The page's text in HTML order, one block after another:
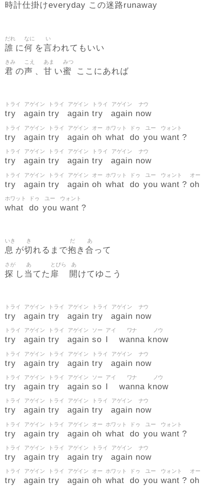
時計仕掛けeveryday この迷路runaway
誰
だれ
に何
なに
を言
い
われてもいい
君
きみ
の声
こえ
、 甘
あま
い蜜
みつ
ここにあれば
try
トライ
again
アゲイン
try
トライ
again
アゲイン
try
トライ
again
アゲイン
now
ナウ
try
トライ
again
アゲイン
try
トライ
again
アゲイン
oh
オー
what
ホワット
do
ドゥ
you
ユー
want
ウォント
?
try
トライ
again
アゲイン
try
トライ
again
アゲイン
try
トライ
again
アゲイン
now
ナウ
try
トライ
again
アゲイン
try
トライ
again
アゲイン
oh
オー
what
ホワット
do
ドゥ
you
ユー
want
ウォント
? oh
オー
what
ホワット
do
ドゥ
you
ユー
want
ウォント
?
息
いき
が切
き
れるまで抱
だ
き 合
あ
って
探
さが
し 当
あ
てた 扉
とびら
開
あ
けてゆこう
try
トライ
again
アゲイン
try
トライ
again
アゲイン
try
トライ
again
アゲイン
now
ナウ
try
トライ
again
アゲイン
try
トライ
again
アゲイン
so
ソー アイ
wanna
ワナ
know
ノウ
try
トライ
again
アゲイン
try
トライ
again
アゲイン
try
トライ
again
アゲイン
now
ナウ
try
トライ
again
アゲイン
try
トライ
again
アゲイン
so
ソー
I
アイ
wanna
ワナ
know
ノウ
try
トライ
again
アゲイン
try
トライ
again
アゲイン
try
トライ
again
アゲイン
now
ナウ
try
トライ
again
アゲイン
try
トライ
again
アゲイン
oh
オー
what
ホワット
do
ドゥ
you
ユー
want
ウォント
?
try
トライ
again
アゲイン
try
トライ
again
アゲイン
try
トライ
again
アゲイン
now
ナウ
try
トライ
again
アゲイン
try
トライ
again
アゲイン
oh
オー
what
ホワット
do
ドゥ
you
ユー
want
ウォント
? oh
オー